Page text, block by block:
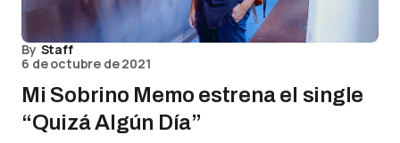
By Staff
6 de octubre de 2021
Mi Sobrino Memo estrena el single
“Quizá Algún Día”